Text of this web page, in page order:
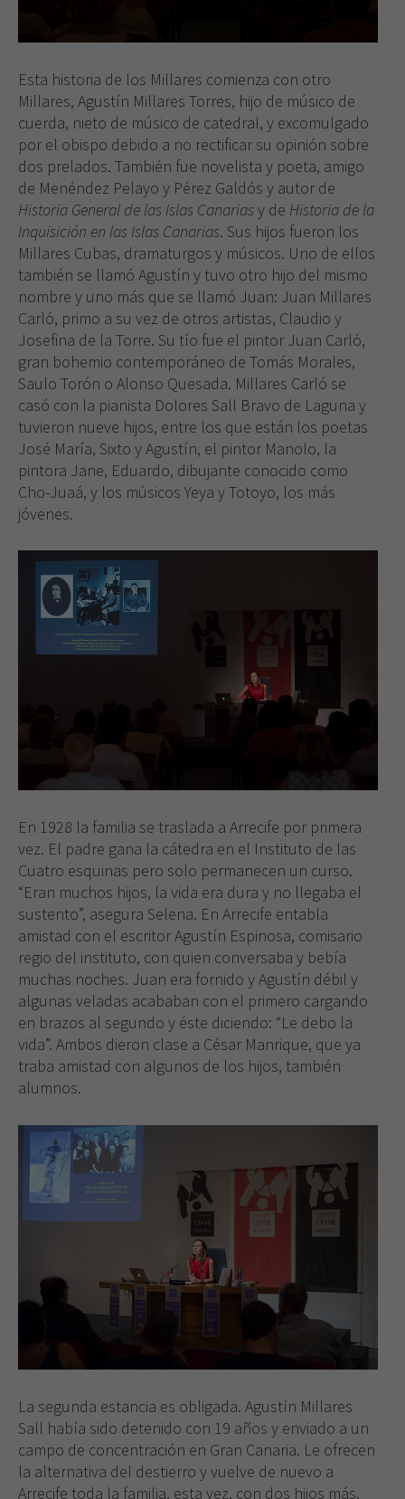
Esta historia de los Millares comienza con otro
Millares, Agustín Millares Torres, hijo de músico de
cuerda, nieto de músico de catedral, y excomulgado
por el obispo debido a no rectificar su opinión sobre
dos prelados. También fue novelista y poeta, amigo
de Menéndez Pelayo y Pérez Galdós y autor de
Historia General de las Islas Canarias y de Historia de la
Inquisición en las Islas Canarias. Sus hijos fueron los
Millares Cubas, dramaturgos y músicos. Uno de ellos
también se llamó Agustín y tuvo otro hijo del mismo
nombre y uno más que se llamó Juan: Juan Millares
Carló, primo a su vez de otros artistas, Claudio y
Josefina de la Torre. Su tío fue el pintor Juan Carló,
gran bohemio contemporáneo de Tomás Morales,
Saulo Torón o Alonso Quesada. Millares Carló se
casó con la pianista Dolores Sall Bravo de Laguna y
tuvieron nueve hijos, entre los que están los poetas
José María, Sixto y Agustín, el pintor Manolo, la
pintora Jane, Eduardo, dibujante conocido como
Cho-Juaá, y los músicos Yeya y Totoyo, los más
jóvenes.
En 1928 la familia se traslada a Arrecife por primera
vez. El padre gana la cátedra en el Instituto de las
Cuatro esquinas pero solo permanecen un curso.
“Eran muchos hijos, la vida era dura y no llegaba el
sustento”, asegura Selena. En Arrecife entabla
amistad con el escritor Agustín Espinosa, comisario
regio del instituto, con quien conversaba y bebía
muchas noches. Juan era fornido y Agustín débil y
algunas veladas acababan con el primero cargando
en brazos al segundo y éste diciendo: “Le debo la
vida”. Ambos dieron clase a César Manrique, que ya
traba amistad con algunos de los hijos, también
alumnos.
La segunda estancia es obligada. Agustín Millares
Sall había sido detenido con 19 años y enviado a un
campo de concentración en Gran Canaria. Le ofrecen
la alternativa del destierro y vuelve de nuevo a
Arrecife toda la familia, esta vez, con dos hijos más.